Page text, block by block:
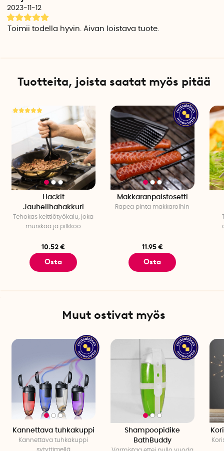
2023-11-12
Toimii todella hyvin. Aivan loistava tuote.
Tuotteita, joista saatat myös pitää
Hackit
Jauhelihahakkuri
Tehokas keittiötyökalu, joka
murskaa ja pilkkoo
10.52 €
Osta
Makkaranpaistosetti
Rapea pinta makkaroihin
11.95 €
Osta
Muut ostivat myös
Kannettava tuhkakuppi
Kannettava tuhkakuppi
sytyttimellä
Shampoopidike
BathBuddy